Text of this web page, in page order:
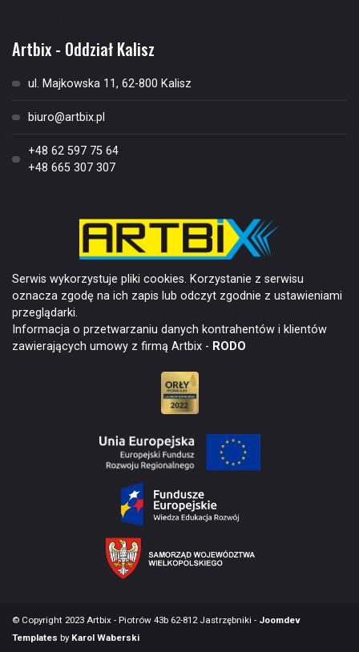
Artbix - Oddział Kalisz
ul. Majkowska 11, 62-800 Kalisz
biuro@artbix.pl
+48 62 597 75 64
+48 665 307 307
Serwis wykorzystuje pliki cookies. Korzystanie z serwisu
oznacza zgodę na ich zapis lub odczyt zgodnie z ustawieniami
przeglądarki.
Informacja o przetwarzaniu danych kontrahentów i klientów
zawierających umowy z firmą Artbix - RODO
© Copyright 2023 Artbix - Piotrów 43b 62-812 Jastrzębniki - Joomdev
Templates by Karol Waberski